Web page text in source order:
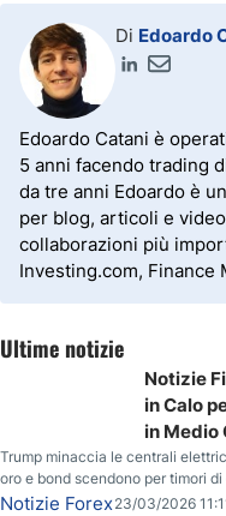
Di Edoardo
Edoardo Catani è
5 anni facendo trading
da tre anni Edoardo è
per blog, articoli e
collaborazioni più
Investing.com, Finance
Ultime notizie
Notizie
in Calo
in Medio
Trump minaccia le centrali
oro e bond scendono per timori
correzione; il petrolio greggio
Notizie Forex23/03/2026